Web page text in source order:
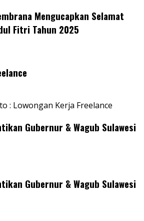
Mengucapkan Selamat
Fitri Tahun 2025
: Lowongan Kerja Freelance
Gubernur & Wagub Sulawesi
Gubernur & Wagub Sulawesi